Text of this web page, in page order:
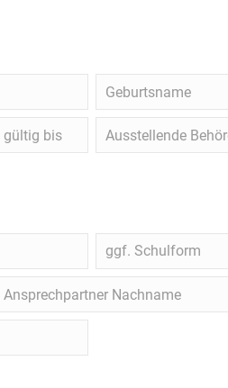
Geburtsname
gültig
bis
Ausstellende
Behörde
Schulform
ggf. Schulform
Ansprechpartner
Nachname